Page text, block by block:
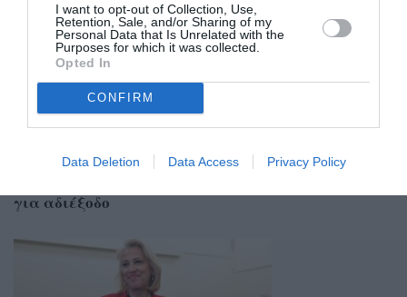
I want to opt-out of Collection, Use,
Retention, Sale, and/or Sharing of my
Personal Data that Is Unrelated with the
Purposes for which it was collected.
Opted In
CONFIRM
Data Deletion Data Access Privacy Policy
22/07/2026 14:25
για αδιέξοδο